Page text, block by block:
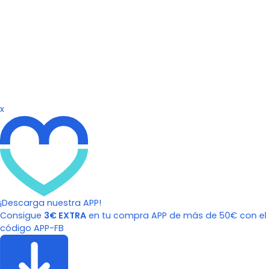
x
¡Descarga nuestra APP!
Consigue 3€ EXTRA en tu compra APP de más de 50€ con el
código APP-FB